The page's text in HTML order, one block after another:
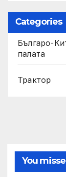
Categories
Българо-
палата
Трактор
You